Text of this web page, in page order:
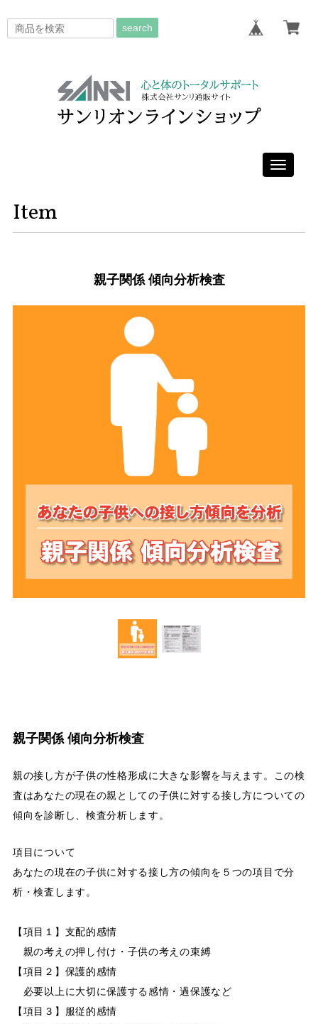
search
Toggle
Item
親子関係 傾向分析検査
親子関係 傾向分析検査
親の接し方が子供の性格形成に大きな影響を与えます。この検
査はあなたの現在の親としての子供に対する接し方についての
傾向を診断し、検査分析します。
項目について
あなたの現在の子供に対する接し方の傾向を５つの項目で分
析・検査します。
【項目１】支配的感情
親の考えの押し付け・子供の考えの束縛
【項目２】保護的感情
必要以上に大切に保護する感情・過保護など
【項目３】服従的感情